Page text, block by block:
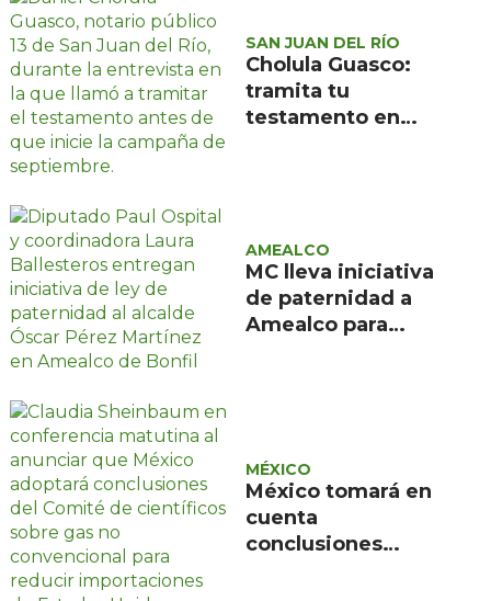
SAN JUAN DEL RÍO
Cholula Guasco:
tramita tu
testamento en
AMEALCO
MC lleva iniciativa
de paternidad a
Amealco para
MÉXICO
México tomará en
cuenta
conclusiones